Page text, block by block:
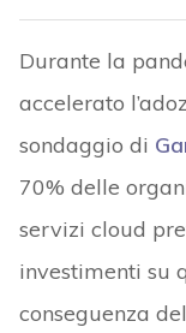
Durante la
accelerato
sondaggio di
70% delle
servizi cloud
investimenti su
conseguenza